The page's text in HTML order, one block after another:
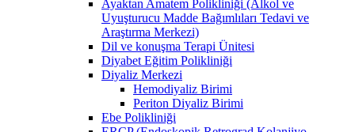
Ayaktan Amatem Polikliniği (Alkol ve
Uyuşturucu Madde Bağımlıları Tedavi ve
Araştırma Merkezi)
Dil ve konuşma Terapi Ünitesi
Diyabet Eğitim Polikliniği
Diyaliz Merkezi
Hemodiyaliz Birimi
Periton Diyaliz Birimi
Ebe Polikliniği